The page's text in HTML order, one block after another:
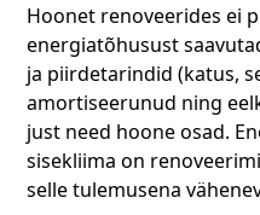
Hoonet renoveerides ei
energiatõhusust
ja piirdetarindid (katus,
amortiseerunud ning
just need hoone osad.
sisekliima on
selle tulemusena